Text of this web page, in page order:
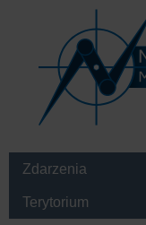
Zdarzenia
Terytorium